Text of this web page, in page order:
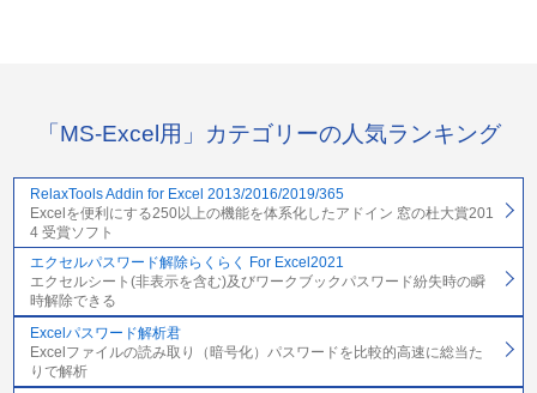
「MS-Excel用」カテゴリーの人気ランキング
RelaxTools Addin for Excel 2013/2016/2019/365
Excelを便利にする250以上の機能を体系化したアドイン 窓の杜大賞201
4 受賞ソフト
エクセルパスワード解除らくらく For Excel2021
エクセルシート(非表示を含む)及びワークブックパスワード紛失時の瞬
時解除できる
Excelパスワード解析君
Excelファイルの読み取り（暗号化）パスワードを比較的高速に総当た
りで解析